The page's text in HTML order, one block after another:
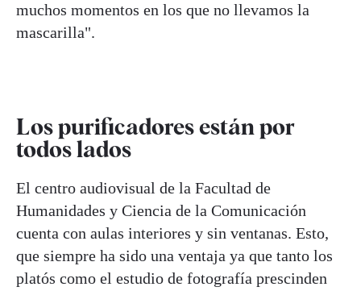
muchos momentos en los que no llevamos la
mascarilla".
Los purificadores están por
todos lados
El centro audiovisual de la Facultad de
Humanidades y Ciencia de la Comunicación
cuenta con aulas interiores y sin ventanas. Esto,
que siempre ha sido una ventaja ya que tanto los
platós como el estudio de fotografía prescinden